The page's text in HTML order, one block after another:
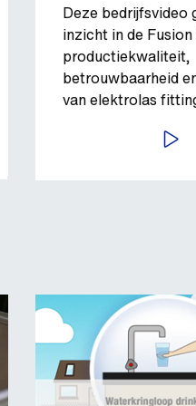
Deze bedrijfsvideo
inzicht in de
productiekwaliteit,
betrouwbaarheid
van elektrolas
die nodig zijn voor